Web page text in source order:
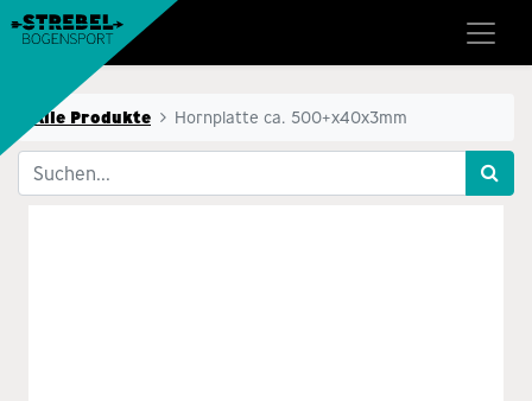
Alle Produkte Hornplatte ca. 500+x40x3mm